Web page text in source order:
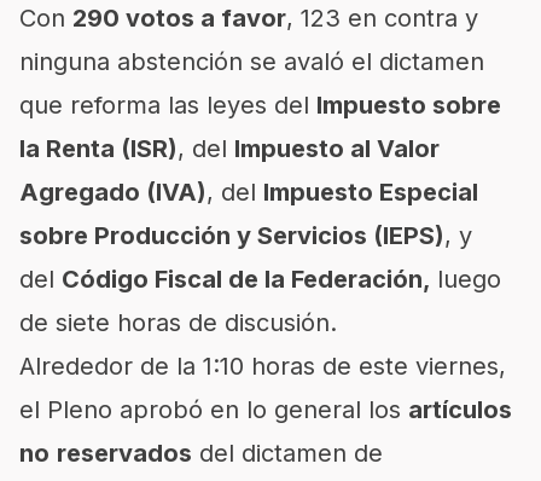
Con 290 votos a favor, 123 en contra y
ninguna abstención se avaló el dictamen
que reforma las leyes del Impuesto sobre
la Renta (ISR), del Impuesto al Valor
Agregado (IVA), del Impuesto Especial
sobre Producción y Servicios (IEPS), y
del Código Fiscal de la Federación, luego
de siete horas de discusión.
Alrededor de la 1:10 horas de este viernes,
el Pleno aprobó en lo general los artículos
no reservados del dictamen de